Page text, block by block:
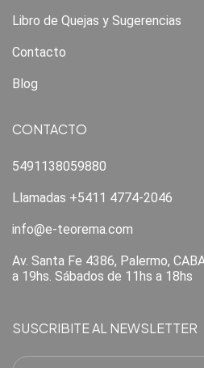
Libro de Quejas y Sugerencias
Contacto
Blog
CONTACTO
5491138059880
Llamadas +5411 4774-2046
info@e-teorema.com
Av. Santa Fe 4386, Palermo,
a 19hs. Sábados de 11hs a 18hs
SUSCRIBITE AL NEWSLETTER